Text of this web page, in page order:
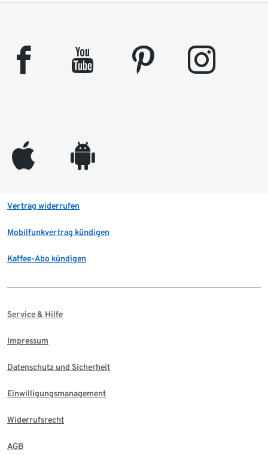
facebook youtube pinterest instagram
appleinc android
Vertrag widerrufen
Mobilfunkvertrag kündigen
Kaffee-Abo kündigen
Service & Hilfe
Impressum
Datenschutz und Sicherheit
Einwilligungsmanagement
Widerrufsrecht
AGB